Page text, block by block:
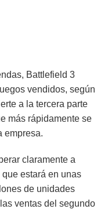
Battlefield 3
vendidos, según
a la tercera parte
más rápidamente se
empresa.
claramente a
estará en unas
de unidades
ventas del segundo